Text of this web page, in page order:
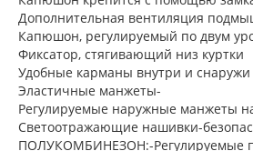
Дополнительная вентиляция
Капюшон, регулируемый по двум
Фиксатор, стягивающий низ куртки
Удобные карманы внутри и снаружи
Эластичные манжеты-
Регулируемые наружные манжеты
Светоотражающие нашивки-
ПОЛУКОМБИНЕЗОН:-Регулируемые